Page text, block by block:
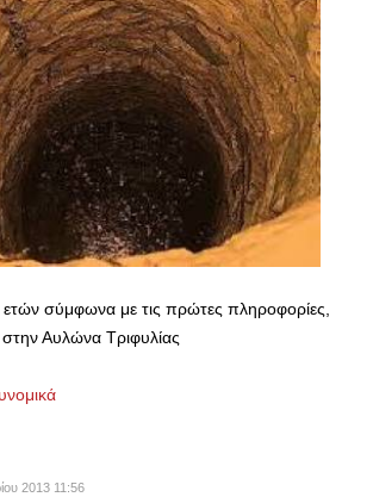
σύμφωνα με τις πρώτες πληροφορίες,
Αυλώνα Τριφυλίας
2013 11:56